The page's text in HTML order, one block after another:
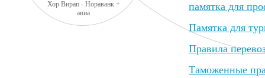
Хор Вирап - Нораванк +
авиа
памятка для
Памятка для
Правила
Таможенные